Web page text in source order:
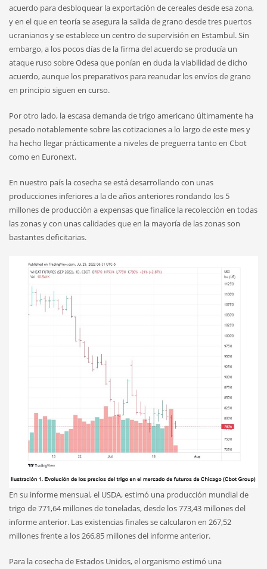
acuerdo para desbloquear la exportación de cereales desde esa zona,
y en el que en teoría se asegura la salida de grano desde tres puertos
ucranianos y se establece un centro de supervisión en Estambul. Sin
embargo, a los pocos días de la firma del acuerdo se producía un
ataque ruso sobre Odesa que ponían en duda la viabilidad de dicho
acuerdo, aunque los preparativos para reanudar los envíos de grano
en principio siguen en curso.
Por otro lado, la escasa demanda de trigo americano últimamente ha
pesado notablemente sobre las cotizaciones a lo largo de este mes y
ha hecho llegar prácticamente a niveles de preguerra tanto en Cbot
como en Euronext.
En nuestro país la cosecha se está desarrollando con unas
producciones inferiores a la de años anteriores rondando los 5
millones de producción a expensas que finalice la recolección en todas
las zonas y con unas calidades que en la mayoría de las zonas son
bastantes deficitarias.
En su informe mensual, el USDA, estimó una producción mundial de
trigo de 771,64 millones de toneladas, desde los 773,43 millones del
informe anterior. Las existencias finales se calcularon en 267,52
millones frente a los 266,85 millones del informe anterior.
Para la cosecha de Estados Unidos, el organismo estimó una